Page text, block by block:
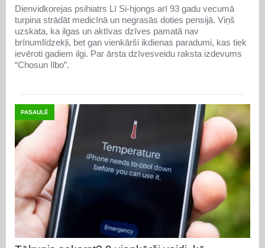
Dienvidkorejas psihiatrs Lī Si-hjongs arī 93 gadu vecumā
turpina strādāt medicīnā un negrasās doties pensijā. Viņš
uzskata, ka ilgas un aktīvas dzīves pamatā nav
brīnumlīdzekļi, bet gan vienkārši ikdienas paradumi, kas tiek
ievēroti gadiem ilgi. Par ārsta dzīvesveidu raksta izdevums
“Chosun Ilbo”.
PASAULĒ